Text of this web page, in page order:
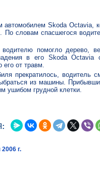
автомобилем Skoda Octavia,
По словам спасшегося
водителю помогло дерево,
в его Skoda Octavia
его от травм.
прекратилось, водитель
из машины.
ушибом грудной клетки.
г.